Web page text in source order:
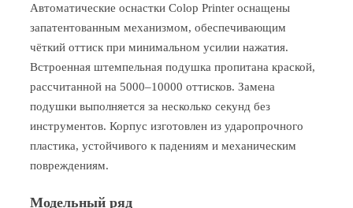
Автоматические оснастки Colop Printer оснащены
запатентованным механизмом, обеспечивающим
чёткий оттиск при минимальном усилии нажатия.
Встроенная штемпельная подушка пропитана краской,
рассчитанной на 5000–10000 оттисков. Замена
подушки выполняется за несколько секунд без
инструментов. Корпус изготовлен из ударопрочного
пластика, устойчивого к падениям и механическим
повреждениям.
Модельный ряд